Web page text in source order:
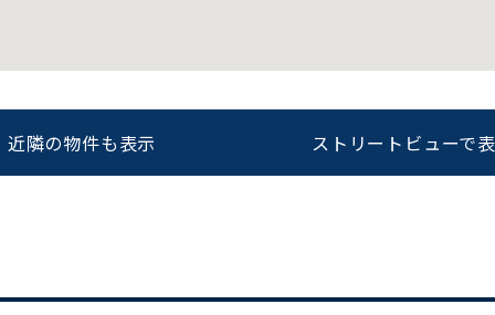
スムーズにご案内できます
0120-620-213
近隣の物件も表示 ストリートビューで